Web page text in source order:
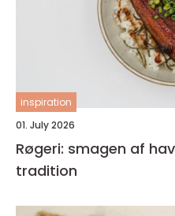
inspiration
01. July 2026
Røgeri: smagen af
tradition